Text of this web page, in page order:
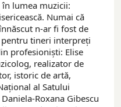
în lumea muzicii:
Numai că
n-ar fi fost de
tineri interpreți
profesioniști: Elise
realizator de
istoric de artă,
al Satului
Roxana Gibescu